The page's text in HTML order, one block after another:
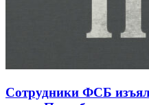
Сотрудники ФСБ